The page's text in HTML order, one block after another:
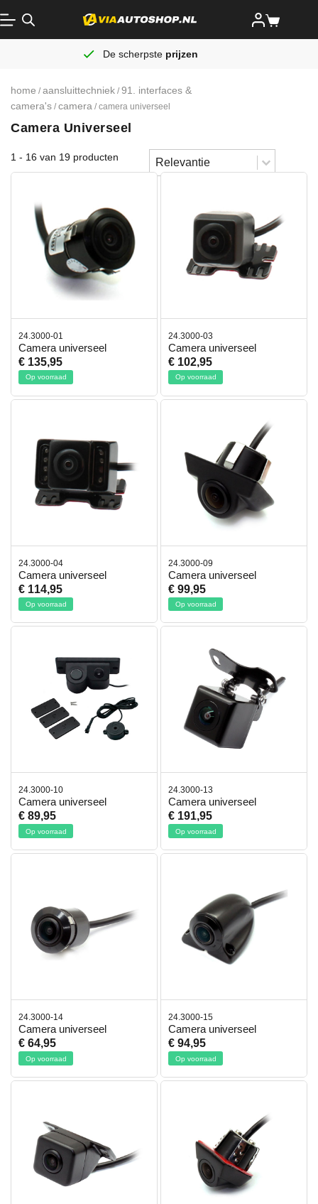
De scherpste prijzen
home / aansluittechniek / 91. interfaces &
camera's / camera / camera universeel
Camera Universeel
1 - 16 van 19 producten Sorteren
Sort content
Sort content
24.3000-01
Camera universeel
€ 135,95
Op voorraad
24.3000-03
Camera universeel
€ 102,95
Op voorraad
24.3000-04
Camera universeel
€ 114,95
Op voorraad
24.3000-09
Camera universeel
€ 99,95
Op voorraad
24.3000-10
Camera universeel
€ 89,95
Op voorraad
24.3000-13
Camera universeel
€ 191,95
Op voorraad
24.3000-14
Camera universeel
€ 64,95
Op voorraad
24.3000-15
Camera universeel
€ 94,95
Op voorraad